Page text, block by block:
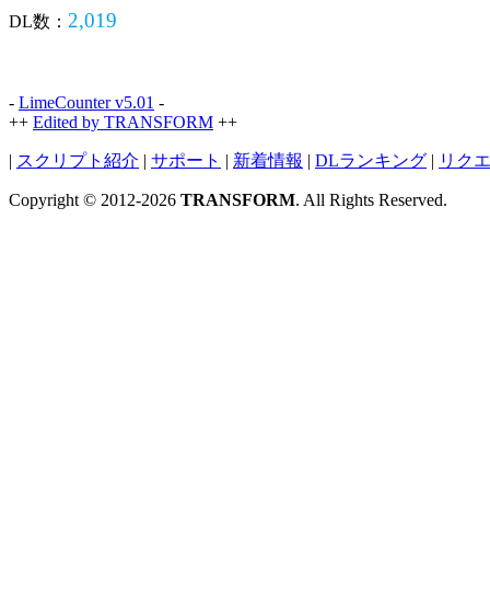
DL数： 2,019
- LimeCounter v5.01 -
++ Edited by TRANSFORM ++
| スクリプト紹介 | サポート | 新着情報 | DLランキング | リク
Copyright © 2012-2026 TRANSFORM. All Rights Reserved.